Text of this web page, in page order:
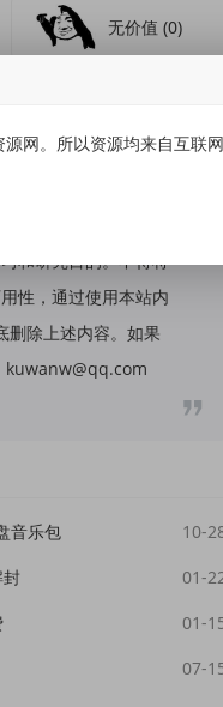
无价值(0)
和研究目的。不得将
性，通过使用本站内
删除上述内容。如果
kuwanw@qq.com
音乐包
10-
01-
01-
07-
网。所以资源均来自互